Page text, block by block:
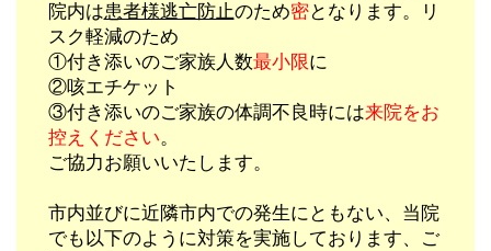
院内は患者様逃亡防止のため密となります。リ
スク軽減のため
①付き添いのご家族人数最小限に
②咳エチケット
③付き添いのご家族の体調不良時には来院をお
控えください。
ご協力お願いいたします。
市内並びに近隣市内での発生にともない、当院
でも以下のように対策を実施しております、ご